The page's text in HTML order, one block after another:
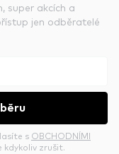
super akcích a
jen odběratelé
s OBCHODNÍMI
kdykoliv zrušit.